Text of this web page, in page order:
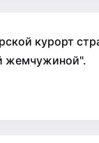
курорт
жемчужиной".